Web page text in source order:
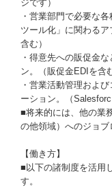
ジです）
・営業部門で必要な
ツール化」に関わる
含む）
・得意先への販促金
ン。（販促金EDIを含
・営業活動管理およ
ーション。（Salesforc
■将来的には、他の業
の他領域）へのジョブ
【働き方】
■以下の諸制度を活用
す。